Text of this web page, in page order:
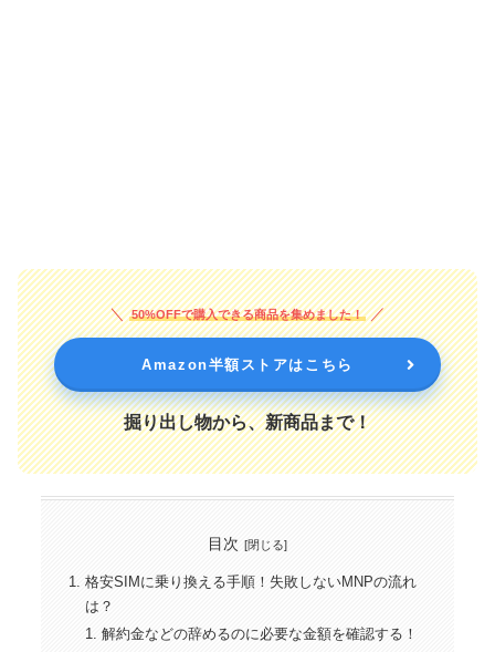
50%OFFで購入できる商品を集めました！
Amazon半額ストアはこちら
掘り出し物から、新商品まで！
目次
格安SIMに乗り換える手順！失敗しないMNPの流れ
は？
解約金などの辞めるのに必要な金額を確認する！